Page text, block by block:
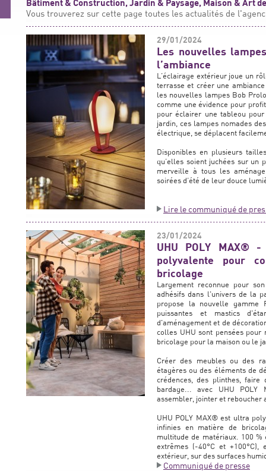
Bâtiment & Construction, Jardin & Paysage, Maison & Art
Vous trouverez sur cette page toutes les actualités de
29/01/2024
Les nouvelles
l’ambiance
L’éclairage extérieur joue un
terrasse et créer une
les nouvelles lampes Bob
comme une évidence pour
pour éclairer une tableou
jardin, ces lampes nomades
électrique, se déplacent
Disponibles en plusieurs
qu’elles soient juchées sur un
merveille à tous les
soirées d’été de leur douce
Lire le communiqué de
23/01/2024
UHU POLY MAX®
polyvalente pour
bricolage
Largement reconnue pour
adhésifs dans l'univers de la
propose la nouvelle
puissantes et mastics
d'aménagement et de
colles UHU sont pensées
bricolage pour la maison ou le
Créer des meubles ou des
étagères ou des éléments de
crédences, des plinthes,
bardage... avec UHU
assembler, jointer et reboucher
UHU POLY MAX® est ultra
infinies en matière de
multitude de matériaux. 100 %
extrêmes (-40°C et
extérieur, sur des surfaces
Communiqué de presse